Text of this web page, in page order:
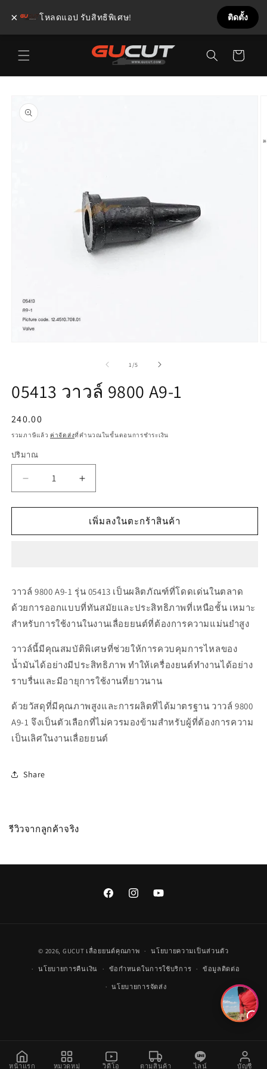
ข้ามไป
ยัง
เนื้อหา
สินค้า
ยังข้อมูล
สินค้า
โม
1 /จาก
5
05413 วาวล์ 9800 A9-1
ราคา
ปกติ
240.00
รวมภาษีแล้ว ค่าจัดส่งที่คำนวณในขั้นตอนการชำระเงิน
ปริมาณ
05413
A9-
1
สำหรับ
05413
A9-
1
เพิ่มลงในตะกร้าสินค้า
วาวล์ 9800 A9-1 รุ่น 05413 เป็นผลิตภัณฑ์ที่โดดเด่นในตลาด
ด้วยการออกแบบที่ทันสมัยและประสิทธิภาพที่เหนือชั้น เหมาะ
สำหรับการใช้งานในงานเลื่อยยนต์ที่ต้องการความแม่นยำสูง
วาวล์นี้มีคุณสมบัติพิเศษที่ช่วยให้การควบคุมการไหลของ
น้ำมันได้อย่างมีประสิทธิภาพ ทำให้เครื่องยนต์ทำงานได้อย่าง
ราบรื่นและมีอายุการใช้งานที่ยาวนาน
ด้วยวัสดุที่มีคุณภาพสูงและการผลิตที่ได้มาตรฐาน วาวล์ 9800
A9-1 จึงเป็นตัวเลือกที่ไม่ควรมองข้ามสำหรับผู้ที่ต้องการความ
เป็นเลิศในงานเลื่อยยนต์
Share
รีวิวจากลูกค้าจริง
FacebookInstagramYouTube
การ
ชำระ
เงิน
© 2026, GUCUT เลื่อยยนต์คุณภาพ นโยบายความเป็นส่วนตัว
นโยบายการคืนเงิน ข้อกำหนดในการใช้บริการ ข้อมูลติดต่อ
นโยบายการจัดส่ง
หน้าแรก หมวดหมู่ วิดีโอ ตามสินค้า ไลน์ บัญชี
× โหลดแอป รับสิทธิพิเศษ! ติดตั้ง